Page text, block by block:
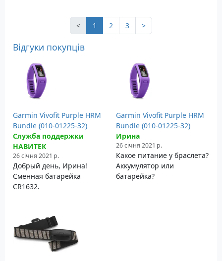
Призначення: Монітор
серцевого ритму для
< 1 2 3 >
Відгуки покупців
Garmin Vivofit Purple HRM
Bundle (010-01225-32)
Служба поддержки
НАВИТЕК
26 січня 2021 р.
Добрый день, Ирина!
Сменная батарейка
CR1632.
Garmin Vivofit Purple HRM
Bundle (010-01225-32)
Ирина
26 січня 2021 р.
Какое питание у браслета?
Аккумулятор или
батарейка?